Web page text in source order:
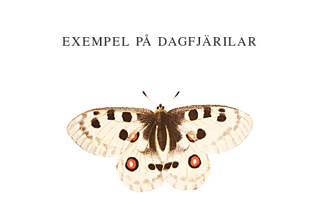
EXEMPEL PÅ DAGFJÄRILAR